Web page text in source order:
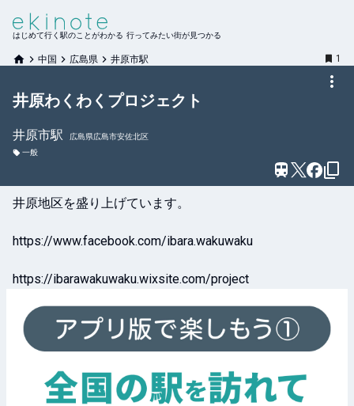
はじめて行く駅のことがわかる 行ってみたい街が見つかる
中国 広島県 井原市駅 1
井原わくわくプロジェクト
井原市駅
広島県広島市安佐北区
一般
井原地区を盛り上げています。
https://www.facebook.com/ibara.wakuwaku
https://ibarawakuwaku.wixsite.com/project